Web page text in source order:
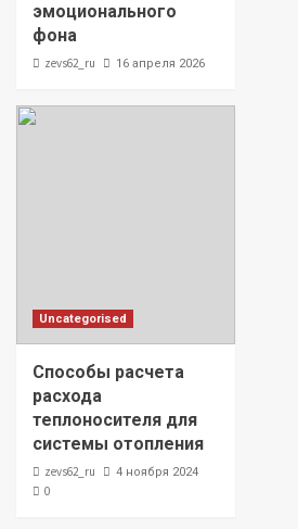
эмоционального
фона
zevs62_ru 16 апреля 2026
Uncategorised
Способы расчета
расхода
теплоносителя для
системы отопления
zevs62_ru 4 ноября 2024
0